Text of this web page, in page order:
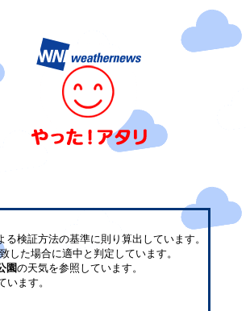
検証方法の基準に則り算出しています。
した場合に適中と判定しています。
園の天気を参照しています。
います。